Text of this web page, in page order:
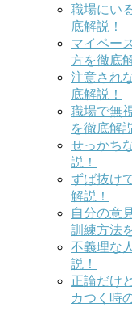
職場にい
底解説！
マイペー
方を徹底
注意され
底解説！
職場で無
を徹底解
せっかち
説！
ずば抜け
解説！
自分の意
訓練方法
不義理な
説！
正論だけ
カつく時